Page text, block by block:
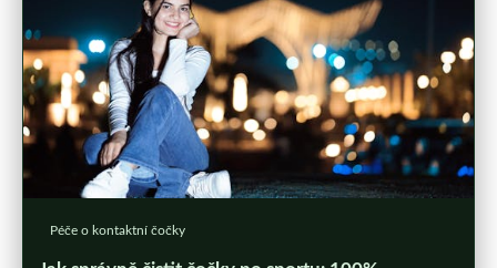
Péče o kontaktní čočky